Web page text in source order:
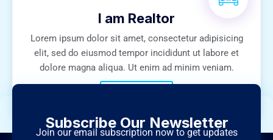
I am Realtor
Lorem ipsum dolor sit amet, consectetur adipisicing
elit, sed do eiusmod tempor incididunt ut labore et
dolore magna aliqua. Ut enim ad minim veniam.
Subscribe Our Newsletter
Join our email subscription now to get updates